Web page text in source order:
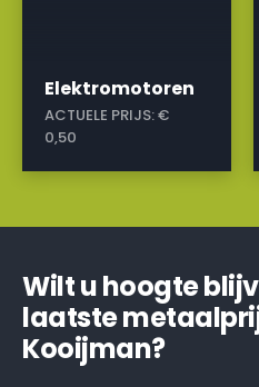
Elektromotoren
ACTUELE PRIJS:€
0,50
Wilt u hoogte
laatste
Kooijman?